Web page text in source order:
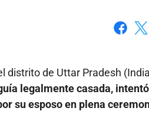
distrito de Uttar Pradesh
legalmente casada, intentó
su esposo en plena